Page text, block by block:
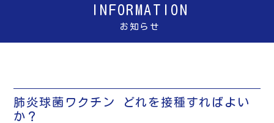
INFORMATION
お知らせ
肺炎球菌ワクチン どれを接種すればよい
か？